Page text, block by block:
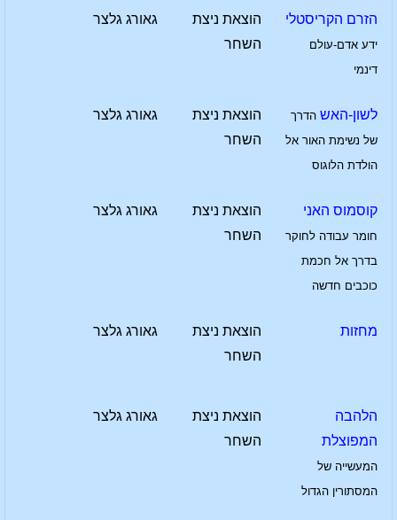
הזרם הקריסטלי
ידע אדם-עולם
דינמי
הוצאת ניצת
השחר
גאורג גלצר
לשון-האש הדרך
של נשימת האור אל
הולדת הלוגוס
הוצאת ניצת
השחר
גאורג גלצר
קוסמוס האני
חומר עבודה לחוקר
בדרך אל חכמת
כוכבים חדשה
הוצאת ניצת
השחר
גאורג גלצר
מחזות
הוצאת ניצת
השחר
גאורג גלצר
הלהבה
המפוצלת
המעשייה של
המסתורין הגדול
הוצאת ניצת
השחר
גאורג גלצר